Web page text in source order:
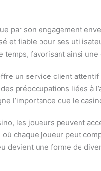
par son engagement
et fiable pour ses
temps, favorisant ainsi
un service client
préoccupations liées à
l’importance que le
les joueurs peuvent
chaque joueur peut
devient une forme de